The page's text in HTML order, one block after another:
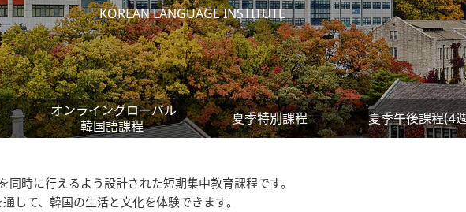
KOREAN LANGUAGE INSTITUTE
オンライングローバル
韓国語課程
夏季特別課程 夏季午後課程(4
時に行えるよう設計された短期集中教育課程です。
して、韓国の生活と文化を体験できます。